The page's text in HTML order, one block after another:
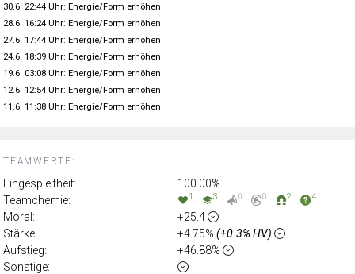
TEAMWERTE:
Eingespieltheit:
100.00%
Teamchemie:
1 3 0 0 2 4
Moral:
+25.4
Stärke:
+4.75% (+0.3% HV)
Aufstieg:
+46.88%
Sonstige:
30.6. 22:44 Uhr: Energie/Form erhöhen
28.6. 16:24 Uhr: Energie/Form erhöhen
27.6. 17:44 Uhr: Energie/Form erhöhen
24.6. 18:39 Uhr: Energie/Form erhöhen
19.6. 03:08 Uhr: Energie/Form erhöhen
12.6. 12:54 Uhr: Energie/Form erhöhen
11.6. 11:38 Uhr: Energie/Form erhöhen